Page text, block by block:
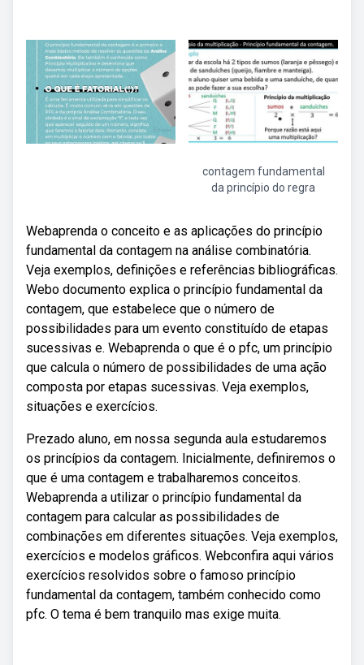
contagem fundamental
da princípio do regra
Webaprenda o conceito e as aplicações do princípio
fundamental da contagem na análise combinatória.
Veja exemplos, definições e referências bibliográficas.
Webo documento explica o princípio fundamental da
contagem, que estabelece que o número de
possibilidades para um evento constituído de etapas
sucessivas e. Webaprenda o que é o pfc, um princípio
que calcula o número de possibilidades de uma ação
composta por etapas sucessivas. Veja exemplos,
situações e exercícios.
Prezado aluno, em nossa segunda aula estudaremos
os princípios da contagem. Inicialmente, definiremos o
que é uma contagem e trabalharemos conceitos.
Webaprenda a utilizar o princípio fundamental da
contagem para calcular as possibilidades de
combinações em diferentes situações. Veja exemplos,
exercícios e modelos gráficos. Webconfira aqui vários
exercícios resolvidos sobre o famoso princípio
fundamental da contagem, também conhecido como
pfc. O tema é bem tranquilo mas exige muita.